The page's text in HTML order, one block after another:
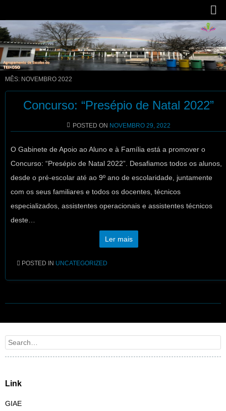
Search
Link
GIAE
MÊS: NOVEMBRO 2022
Concurso: “Presépio de Natal 2022”
POSTED ON NOVEMBRO 29, 2022
O Gabinete de Apoio ao Aluno e à Família está a promover o
Concurso: “Presépio de Natal 2022”. Desafiamos todos os alunos,
desde o pré-escolar até ao 9º ano de escolaridade, juntamente
com os seus familiares e todos os docentes, técnicos
especializados, assistentes operacionais e assistentes técnicos
deste…
Ler mais
POSTED IN UNCATEGORIZED
Post navigation